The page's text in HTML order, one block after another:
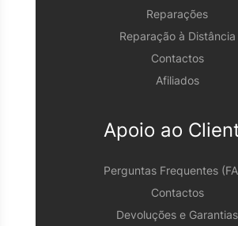
Reparações
Reparação à Distância
Contactos
Afiliados
Apoio ao
Perguntas Frequentes
Contactos
Devoluções e Garantias